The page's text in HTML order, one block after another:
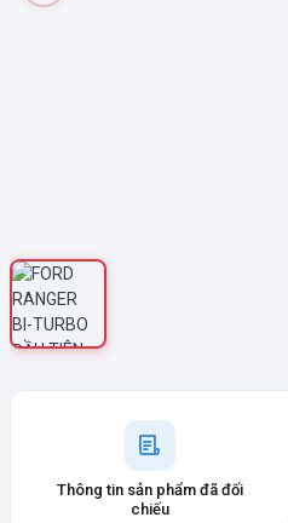
Thông tin sản phẩm đã đối
chiếu